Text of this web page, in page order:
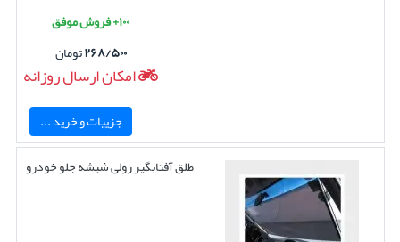
۱۰۰+ فروش موفق
۲۶۸/۵۰۰تومان
امکان ارسال روزانه
جزییات و خرید ...
طلق آفتابگیر رولی شیشه جلو خودرو